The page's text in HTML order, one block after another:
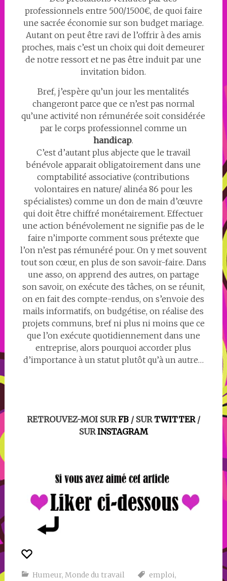
professionnels entre 500/1500€, de quoi faire
une sacrée économie sur son budget mariage.
Autant on peut être ravi de l’offrir à des amis
proches, mais c’est un choix qui doit demeurer
de notre ressort et ne pas être induit par une
invitation bidon.
Bref, j’espère qu’un jour les mentalités
changeront parce que ce n’est pas normal
qu’une activité non rémunérée soit considérée
par le corps professionnel comme un
handicap.
C’est d’autant plus abjecte que le travail
bénévole apparait obligatoirement dans une
comptabilité associative (contributions
volontaires en nature/ alinéa 86 pour les
spécialistes) comme un don de main d’œuvre
qui doit être chiffré monétairement. Effectuer
une action bénévolement ne signifie pas de le
faire n’importe comment sous prétexte que
l’on n’est pas rémunéré pour. On y met souvent
tout son cœur, en plus de son savoir-faire. Dans
une asso, on apprend des autres, on partage
son savoir, on exécute des tâches, on se réunit,
on en fait des compte-rendus, on s’envoie des
mails informatifs, on budgétise, on réalise des
projets communs, bref ni plus ni moins que ce
que l’on exécute quotidiennement dans une
entreprise, alors pourquoi accorder plus
d’importance à un statut plutôt qu’à un autre…
RETROUVEZ-MOI SUR FB / SUR TWITTER/
SURINSTAGRAM
Humeur, Monde du travail emploi,